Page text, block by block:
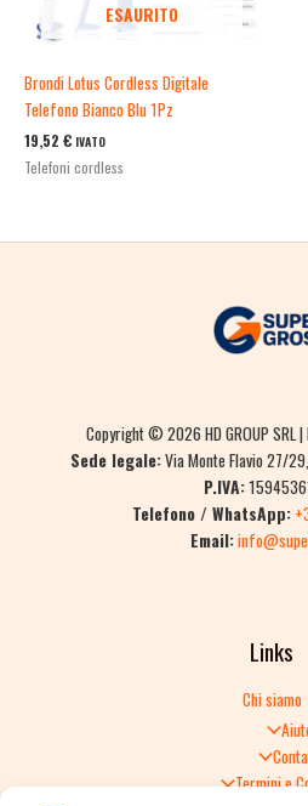
ESAURITO
Brondi Lotus Cordless Digitale
Telefono Bianco Blu 1Pz
19,52 € IVATO
Telefoni cordless
Copyright © 2026 HD GROUP SRL
Sede legale:Via Monte Flavio 27/
P.IVA:
Telefono / WhatsApp:
Email:
Links
Chi siamo
Termini e